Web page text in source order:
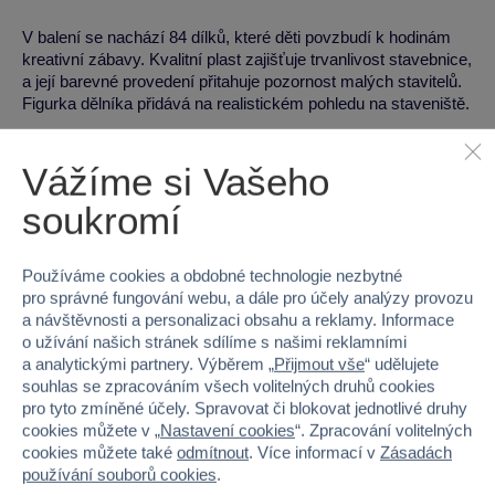
V balení se nachází 84 dílků, které děti povzbudí k hodinám
kreativní zábavy. Kvalitní plast zajišťuje trvanlivost stavebnice,
a její barevné provedení přitahuje pozornost malých stavitelů.
Figurka dělníka přidává na realistickém pohledu na staveniště.
Rozvoj jemné motoriky a zručnosti
Podpora logického myšlení a trpělivosti
Podpora představivosti a hraní rolí
Technická specifikace
Materiál:plast
Hmotnost:2727 g
Rozměry (Š x V x H):55.5 x 37.8 x 13.2 cm
Vážíme si Vašeho
soukromí
Používáme cookies a obdobné technologie nezbytné
pro správné fungování webu, a dále pro účely analýzy provozu
a návštěvnosti a personalizaci obsahu a reklamy. Informace
o užívání našich stránek sdílíme s našimi reklamními
a analytickými partnery. Výběrem „Přijmout vše“ udělujete
souhlas se zpracováním všech volitelných druhů cookies
pro tyto zmíněné účely. Spravovat či blokovat jednotlivé druhy
cookies můžete v „Nastavení cookies“. Zpracování volitelných
cookies můžete také odmítnout. Více informací v Zásadách
používání souborů cookies.